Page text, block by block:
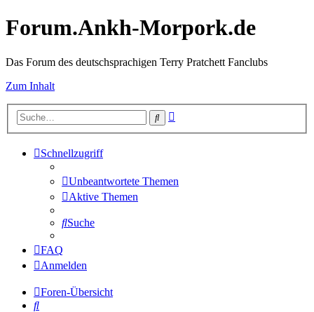
Forum.Ankh-Morpork.de
Das Forum des deutschsprachigen Terry Pratchett Fanclubs
Zum Inhalt
Suche
Schnellzugriff
Unbeantwortete Themen
Aktive Themen
Suche
FAQ
Anmelden
Foren-Übersicht
Suche